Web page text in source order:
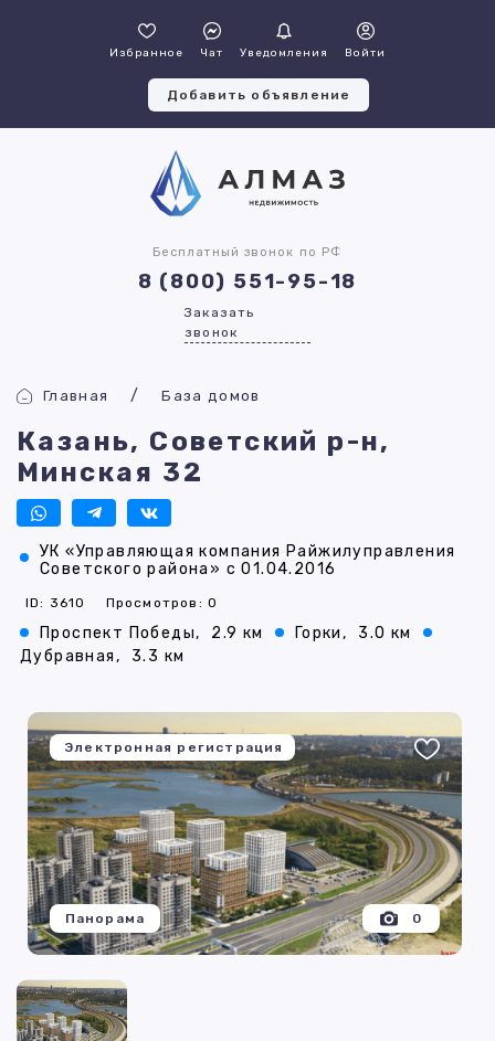
Избранное Чат Уведомления Войти
Добавить объявление
Бесплатный звонок по РФ
8 (800) 551-95-18
Заказать
звонок
Главная База домов
Казань, Советский р-н,
Минская 32
УК «Управляющая компания Райжилуправления
Советского района» с 01.04.2016
ID: 3610 Просмотров: 0
Проспект Победы, 2.9 км Горки,
3.0 км
Дубравная,
3.3 км
Электронная регистрация
0
Панорама